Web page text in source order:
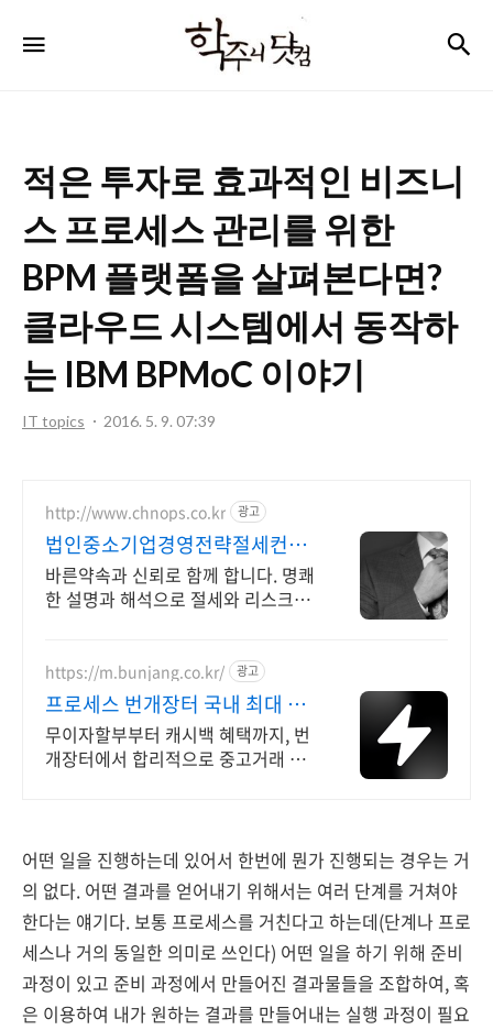
주
컴
적은 투자로 효과적인 비즈니
스 프로세스 관리를 위한
BPM 플랫폼을 살펴본다면?
클라우드 시스템에서 동작하
는 IBM BPMoC 이야기
IT topics 2016. 5. 9. 07:39
http://www.chnops.co.kr 광고
법인중소기업경영전략절세컨설
팅
바른약속과 신뢰로 함께 합니다. 명쾌
한 설명과 해석으로 절세와 리스크관
https://m.bunjang.co.kr/ 광고
프로세스 번개장터 국내 최대 브
랜드 중고거래
무이자할부부터 캐시백 혜택까지, 번
개장터에서 합리적으로 중고거래 하
어떤 일을 진행하는데 있어서 한번에 뭔가 진행되는 경우는 거
의 없다. 어떤 결과를 얻어내기 위해서는 여러 단계를 거쳐야
한다는 얘기다. 보통 프로세스를 거친다고 하는데(단계나 프로
세스나 거의 동일한 의미로 쓰인다) 어떤 일을 하기 위해 준비
과정이 있고 준비 과정에서 만들어진 결과물들을 조합하여, 혹
은 이용하여 내가 원하는 결과를 만들어내는 실행 과정이 필요